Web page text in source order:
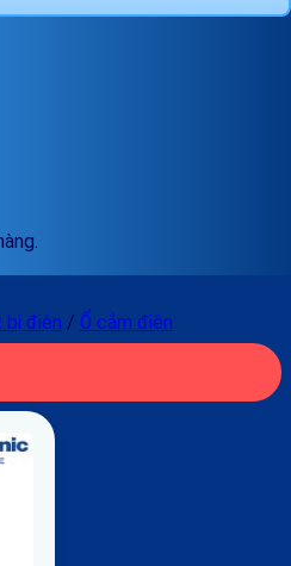
bị điện / Ổ cắm điện